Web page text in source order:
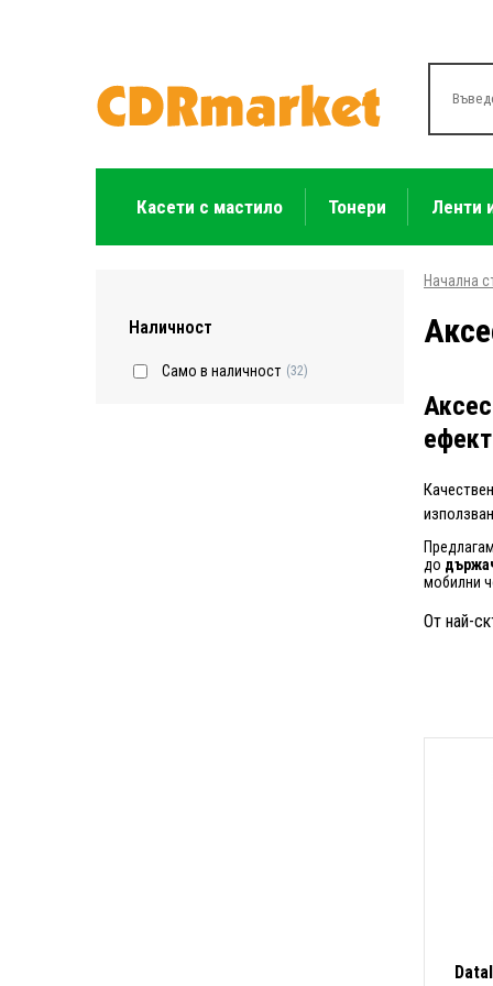
Касети с мастило Тонери Ленти
Наличност
Само в наличност (32)
Начална
до
мобилни
От най-